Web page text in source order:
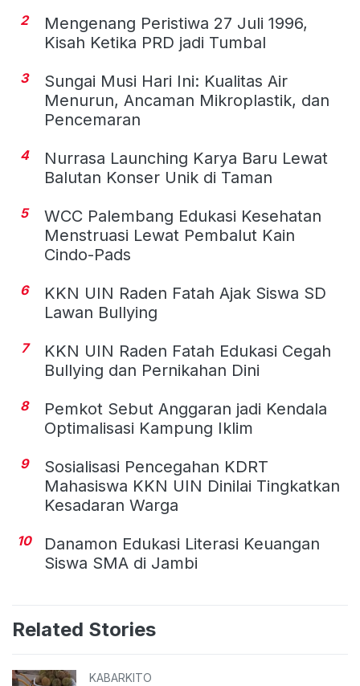
2
Mengenang Peristiwa 27 Juli 1996,
Kisah Ketika PRD jadi Tumbal
3
Sungai Musi Hari Ini: Kualitas Air
Menurun, Ancaman Mikroplastik, dan
Pencemaran
4
Nurrasa Launching Karya Baru Lewat
Balutan Konser Unik di Taman
5
WCC Palembang Edukasi Kesehatan
Menstruasi Lewat Pembalut Kain
Cindo-Pads
6
KKN UIN Raden Fatah Ajak Siswa SD
Lawan Bullying
7
KKN UIN Raden Fatah Edukasi Cegah
Bullying dan Pernikahan Dini
8
Pemkot Sebut Anggaran jadi Kendala
Optimalisasi Kampung Iklim
9
Sosialisasi Pencegahan KDRT
Mahasiswa KKN UIN Dinilai Tingkatkan
Kesadaran Warga
10
Danamon Edukasi Literasi Keuangan
Siswa SMA di Jambi
Related Stories
KABARKITO